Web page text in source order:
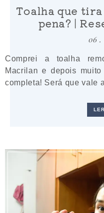
Toalha que
pena? |
06 .
Comprei a toalha
Macrilan e depois
completa! Será que vale